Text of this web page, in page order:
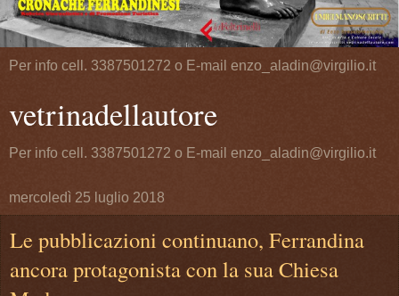
Per info cell. 3387501272 o E-mail enzo_aladin@virgilio.it
vetrinadellautore
Per info cell. 3387501272 o E-mail enzo_aladin@virgilio.it
mercoledì 25 luglio 2018
Le pubblicazioni continuano, Ferrandina
ancora protagonista con la sua Chiesa